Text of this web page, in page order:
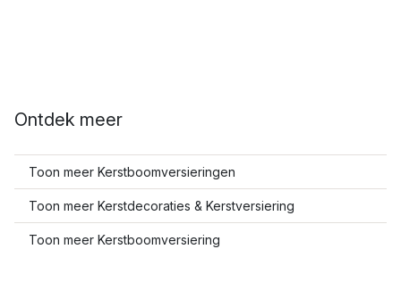
Ontdek meer
Toon meer Kerstboomversieringen
Toon meer Kerstdecoraties & Kerstversiering
Toon meer Kerstboomversiering